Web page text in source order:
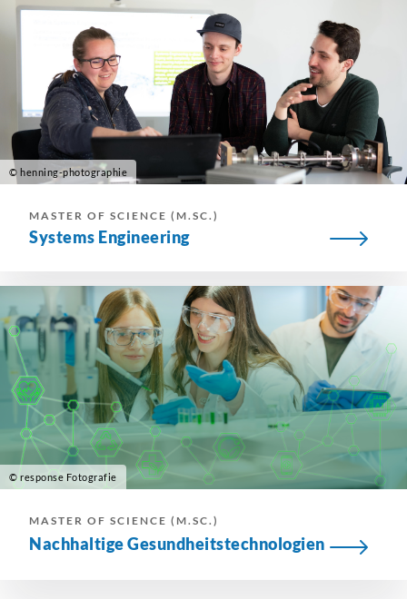
© henning-photographie
MASTER OF SCIENCE (M.SC.)
Systems Engineering
© response Fotografie
MASTER OF SCIENCE (M.SC.)
NachhaltigeGesundheitstechnologien